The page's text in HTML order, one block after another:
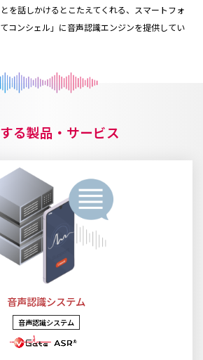
を話しかけるとこたえてくれる、スマートフォ
コンシェル」に音声認識エンジンを提供してい
る製品・サービス
音声認識システム
音声認識システム